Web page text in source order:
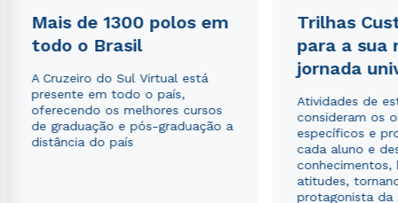
Mais de 1300 polos em
todo o Brasil
A Cruzeiro do Sul Virtual está
presente em todo o país,
oferecendo os melhores cursos
de graduação e pós-graduação a
distância do país
Trilhas
para a sua
jornada
Atividades de
consideram os
específicos e
cada aluno e
conhecimentos,
atitudes,
protagonista da